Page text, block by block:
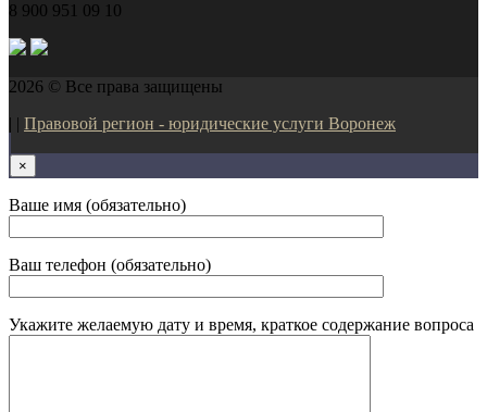
8 900 951 09 10
2026 © Все права защищены
| | Правовой регион - юридические услуги Воронеж
×
Ваше имя (обязательно)
Ваш телефон (обязательно)
Укажите желаемую дату и время, краткое содержание вопроса